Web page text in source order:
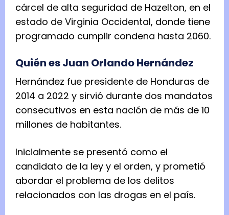
cárcel de alta seguridad de Hazelton, en el
estado de Virginia Occidental, donde tiene
programado cumplir condena hasta 2060.
Quién es Juan Orlando Hernández
Hernández fue presidente de Honduras de
2014 a 2022 y sirvió durante dos mandatos
consecutivos en esta nación de más de 10
millones de habitantes.
Inicialmente se presentó como el
candidato de la ley y el orden, y prometió
abordar el problema de los delitos
relacionados con las drogas en el país.